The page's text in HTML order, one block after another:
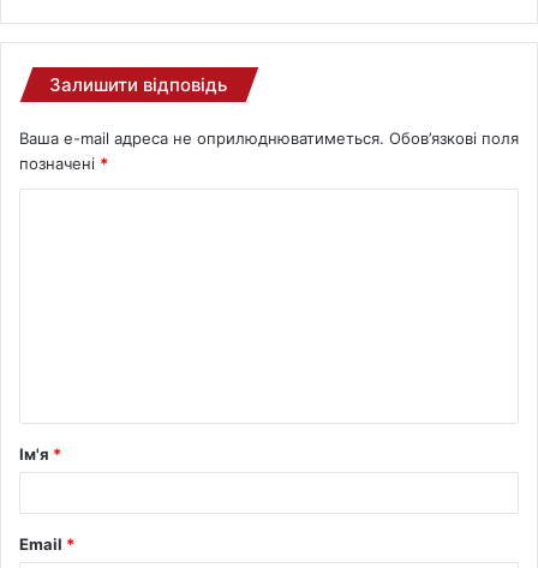
Залишити відповідь
Ваша e-mail адреса не оприлюднюватиметься. Обов’язкові поля
позначені *
Ім'я *
Email *